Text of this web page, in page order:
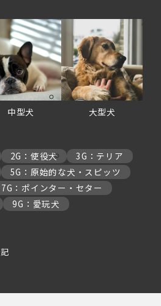
中型犬 大型犬
2G：使役犬
3G：テリア
5G：原始的な犬・スピッツ
7G：ポインター・セター
9G：愛玩犬